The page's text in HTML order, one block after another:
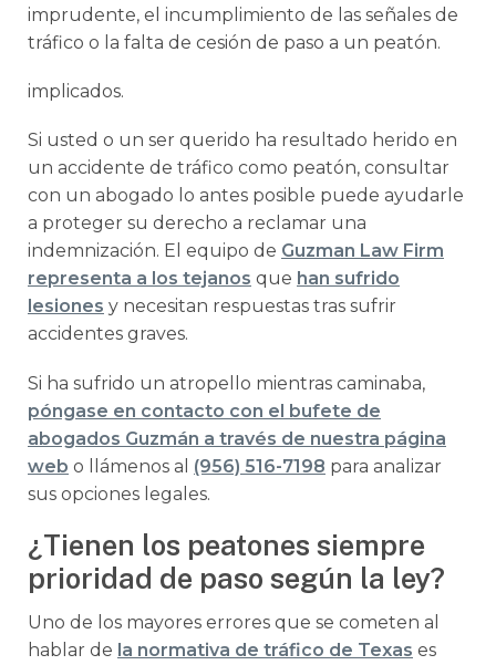
imprudente, el incumplimiento de las señales de
tráfico o la falta de cesión de paso a un peatón.
implicados.
Si usted o un ser querido ha resultado herido en
un accidente de tráfico como peatón, consultar
con un abogado lo antes posible puede ayudarle
a proteger su derecho a reclamar una
indemnización. El equipo de Guzman Law Firm
representa a los tejanos que han sufrido
lesiones y necesitan respuestas tras sufrir
accidentes graves.
Si ha sufrido un atropello mientras caminaba,
póngase en contacto con el bufete de
abogados Guzmán a través de nuestra página
web o llámenos al (956) 516-7198 para analizar
sus opciones legales.
¿Tienen los peatones siempre
prioridad de paso según la ley?
Uno de los mayores errores que se cometen al
hablar de la normativa de tráfico de Texas es